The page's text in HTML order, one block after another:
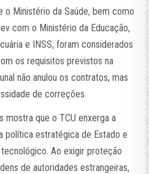
o Ministério da Saúde, bem como
com o Ministério da Educação,
e INSS, foram considerados
os requisitos previstos na
não anulou os contratos, mas
de correções.
mostra que o TCU enxerga a
política estratégica de Estado e
Ao exigir proteção
de autoridades estrangeiras,